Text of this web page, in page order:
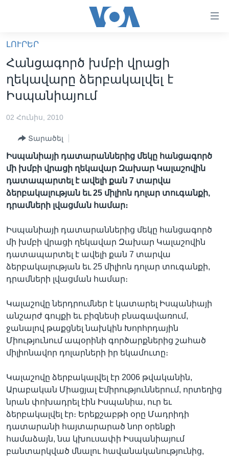
հիմնական
բովանդակությանը
անցնել
հիմնական
բովանդակությանը
բովանդակություն
ԼՈՒՐԵՐ
ՍՓՅՈՒՌՔ
IN ENGLISH
ՄԵՐ ՄԱՍԻՆ
«ԱՄԵՐԻԿԱՅԻ ՁԱՅՆ»-Ի ԿԱՆՈՆԱԴՐՈՒԹՅՈՒՆ
ԿԱՊ ՄԵԶ ՀԵՏ
ՈՒԿՐԱԻՆԱԿԱՆ ՊԱՏԵՐԱԶՄ
Learning English
Լեզուներ
ԼՈՒՐԵՐ
Հանցագործ խմբի վրացի
ղեկավարը ձերբակալվել է
Իսպանիայում
02 Հունիս, 2010
Տարածել
Իսպանիայի դատարաններից մեկը հանցագործ
մի խմբի վրացի ղեկավար Զախար Կալաշովին
դատապարտել է ավելի քան 7 տարվա
ձերբակալության եւ 25 միլիոն դոլար տուգանքի,
դրամների լվացման համար։
Իսպանիայի դատարաններից մեկը հանցագործ
մի խմբի վրացի ղեկավար Զախար Կալաշովին
դատապարտել է ավելի քան 7 տարվա
ձերբակալության եւ 25 միլիոն դոլար տուգանքի,
դրամների լվացման համար։
Կալաշովը ներդրումներ է կատարել Իսպանիայի
անշարժ գույքի եւ բիզնեսի բնագավառում,
ջանալով թաքցնել նախկին Խորհրդային
Միությունում ապօրինի գործարքներից շահած
միլիոնավոր դոլարների իր եկամուտը։
Կալաշովը ձերբակալվել էր 2006 թվականին,
Արաբական Միացյալ Էմիրություններում, որտեղից
նրան փոխադրել էին Իսպանիա, ուր եւ
ձերբակալվել էր։ Երեքշաբթի օրը Մադրիդի
դատարանի հայտարարած նոր օրենքի
համաձայն, նա կխուսափի Իսպանիայում
բանտարկված մնալու հավանականությունից,